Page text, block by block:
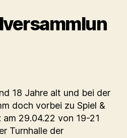
18 Jahre alt und bei der
doch vorbei zu Spiel &
am 29.04.22 von 19-21
Turnhalle der